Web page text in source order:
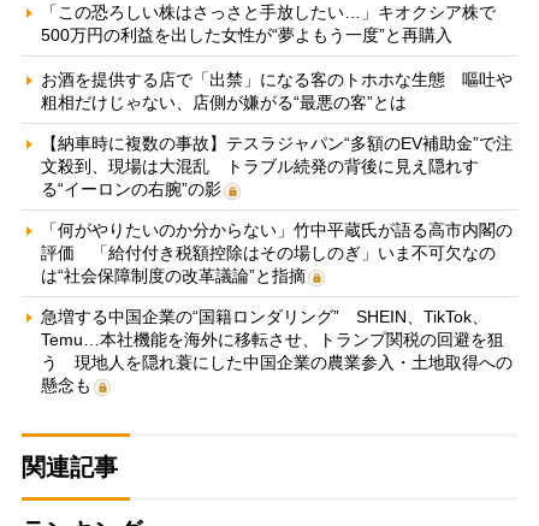
「この恐ろしい株はさっさと手放したい…」キオクシア株で
500万円の利益を出した女性が“夢よもう一度”と再購入
お酒を提供する店で「出禁」になる客のトホホな生態 嘔吐や
粗相だけじゃない、店側が嫌がる“最悪の客”とは
【納車時に複数の事故】テスラジャパン“多額のEV補助金”で注
文殺到、現場は大混乱 トラブル続発の背後に見え隠れす
る“イーロンの右腕”の影
「何がやりたいのか分からない」竹中平蔵氏が語る高市内閣の
評価 「給付付き税額控除はその場しのぎ」いま不可欠なの
は“社会保障制度の改革議論”と指摘
急増する中国企業の“国籍ロンダリング” SHEIN、TikTok、
Temu…本社機能を海外に移転させ、トランプ関税の回避を狙
う 現地人を隠れ蓑にした中国企業の農業参入・土地取得への
懸念も
関連記事